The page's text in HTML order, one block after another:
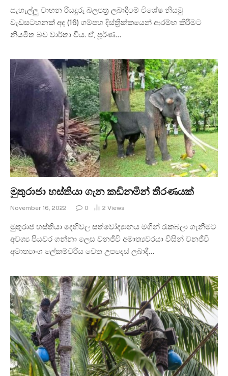
සැහැල්ලු වාහන රියදුරු බලපත්‍ර ලබාදීමේ විශේෂ නියමු
වැඩසටහනක් අද (16) ගම්පහ දිස්ත්‍රික්කයෙන් ආරම්භ කිරීමට
නියමිත බව වාර්තා විය. ඒ, පූර්ණ…
මුතුරාජා හස්තියා ගැන කඩිනමින් තීරණයක්
November 16, 2022 0 2 Views
මුතුරාජ හස්තියා දෙහිවල සත්වෝද්‍යානය මගින් රැකබලා ගැනීමට
අවශ්‍ය පියවර ගන්නා ලෙස වනජීවි අමාත්‍යවරයා විසින් වනජීවි
අමාත්‍යාංශ ලේකම්වරිය වෙත උපදෙස් ලබාදී…